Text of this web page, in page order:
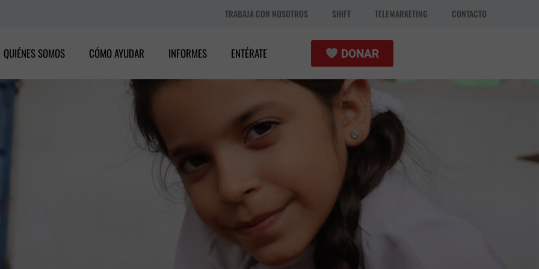
TRABAJA CON NOSOTROS SHIFT TELEMARKETING CONTACTO
QUIÉNES SOMOS CÓMO AYUDAR INFORMES ENTÉRATE DONAR